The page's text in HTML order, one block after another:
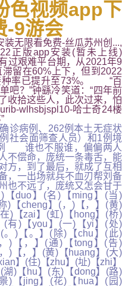
色视频app下
-9游会
无限看免费-丝瓜苏州创...,
正版app安装(暂未上线)
艰难平台期，从2021年9
留在60%上下，但到2022
种率已提升至73%。 “百
吧？”钟繇冷笑道：“四年前
收拾这些人，此次过来，怕
wlhsbjspl10-哈士奇24楼
病例、262例本土无症状
社会面筛查人员）和1例境
谁也不服谁，偏偏两人
不偿命，庞统一条毒舌，能
方，到了最后，就成了互相
，一出场就兵不血刃帮刘备
也不远了，庞统又怎会甘于
】(名)【ming】(当)
)【cheng】(，)【，】(黄)
)【zai】(虹)【hong】(桥)
(有)【you】(一)【yi】(处)
。)【。】(除)【chu】(此)
)【，】(通)【tong】(告)
)【，】(黄)【huang】(大)
】(住)【zhu】(址)【zhi】
)【hu】(东)【dong】(路)
)【jing】(花)【hua】(园)